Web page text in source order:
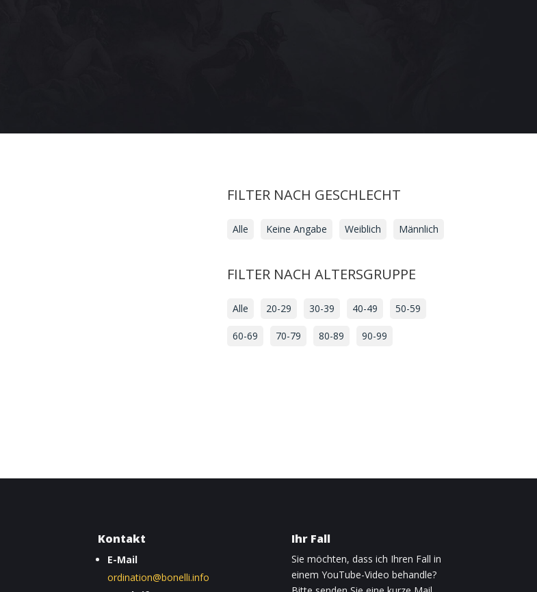
FILTER NACH GESCHLECHT
Alle Keine Angabe Weiblich Männlich
FILTER NACH ALTERSGRUPPE
Alle 20-29 30-39 40-49 50-59
60-69 70-79 80-89 90-99
Kontakt
E-Mail
ordination@bonelli.info
Ihr Fall
Sie möchten, dass ich Ihren Fall in
einem YouTube-Video behandle?